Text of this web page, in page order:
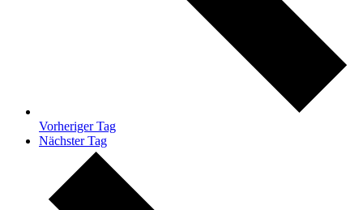
Vorheriger Tag
Nächster Tag